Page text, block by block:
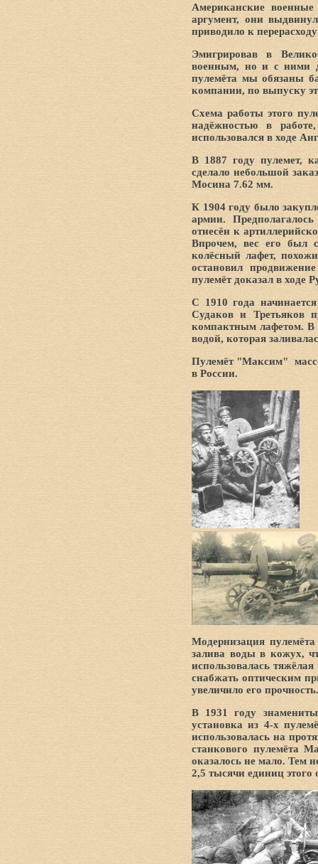
Американские военные
аргумент, они
приводило к
Эмигрировав в
военным, но и с ними
пулемёта мы обязаны
компании, по выпуску
Схема работы этого
надёжностью в
использовался в ходе
В 1887 году пулемет,
сделало небольшой
Мосина 7.62 мм.
К 1904 году было
армии.
отнесён к
Впрочем, вес его был
колёсный лафет,
остановил
пулемёт доказал в ходе
С 1910 года
Судаков и Третьяков
компактным лафетом. В
водой, которая
Пулемёт "Максим"
в России.
Модернизация
залива воды в кожух,
использовалась
снабжать оптическим
увеличило его прочность.
В 1931 году
установка из 4-х
использовалась на
станкового пулемёта
оказалось не мало. Тем
2,5 тысячи единиц этого